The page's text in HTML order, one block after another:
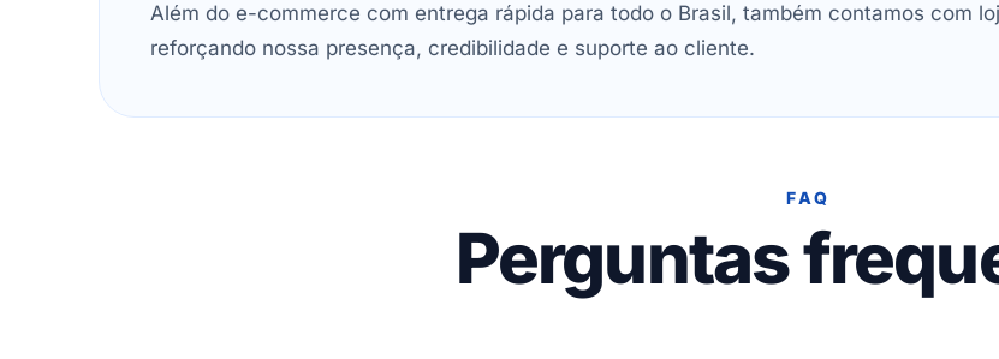
Além do e-commerce com entrega rápida para todo o Brasil, também contamos com
reforçando nossa presença, credibilidade e suporte ao cliente.
FAQ
Perguntas